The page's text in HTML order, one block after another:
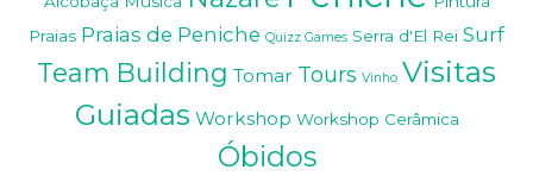
Praias Praias de Peniche Quizz Games Serra d'El Rei Surf
Team Building Tomar Tours Vinho Visitas
Guiadas Workshop Workshop Cerâmica
Óbidos